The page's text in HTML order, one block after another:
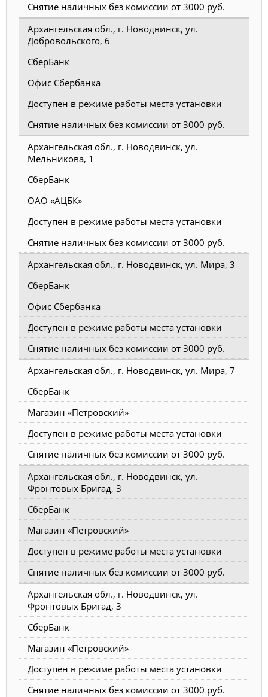
Снятие наличных без комиссии от 3000 руб.
Архангельская обл., г. Новодвинск, ул.
Добровольского, 6
СберБанк
Офис Сбербанка
Доступен в режиме работы места установки
Снятие наличных без комиссии от 3000 руб.
Архангельская обл., г. Новодвинск, ул.
Мельникова, 1
СберБанк
ОАО «АЦБК»
Доступен в режиме работы места установки
Снятие наличных без комиссии от 3000 руб.
Архангельская обл., г. Новодвинск, ул. Мира, 3
СберБанк
Офис Сбербанка
Доступен в режиме работы места установки
Снятие наличных без комиссии от 3000 руб.
Архангельская обл., г. Новодвинск, ул. Мира, 7
СберБанк
Магазин «Петровский»
Доступен в режиме работы места установки
Снятие наличных без комиссии от 3000 руб.
Архангельская обл., г. Новодвинск, ул.
Фронтовых Бригад, 3
СберБанк
Магазин «Петровский»
Доступен в режиме работы места установки
Снятие наличных без комиссии от 3000 руб.
Архангельская обл., г. Новодвинск, ул.
Фронтовых Бригад, 3
СберБанк
Магазин «Петровский»
Доступен в режиме работы места установки
Снятие наличных без комиссии от 3000 руб.